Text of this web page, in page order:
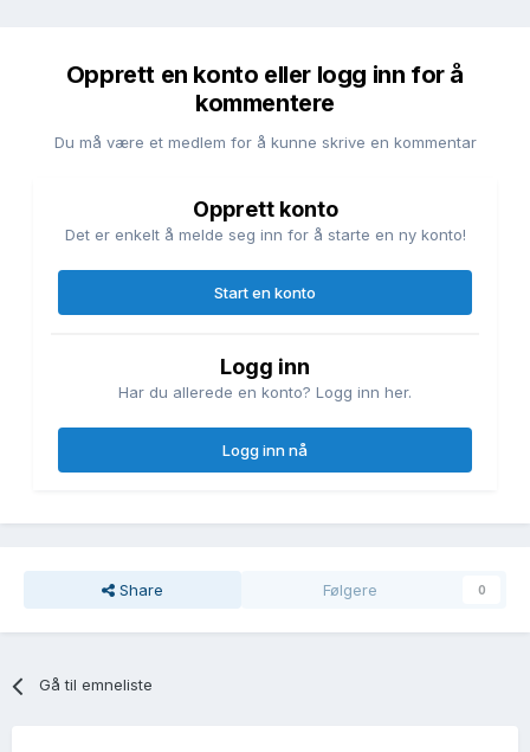
Opprett en konto eller logg inn for å
kommentere
Du må være et medlem for å kunne skrive en kommentar
Opprett konto
Det er enkelt å melde seg inn for å starte en ny konto!
Start en konto
Logg inn
Har du allerede en konto? Logg inn her.
Logg inn nå
Share Følgere 0
Gå til emneliste